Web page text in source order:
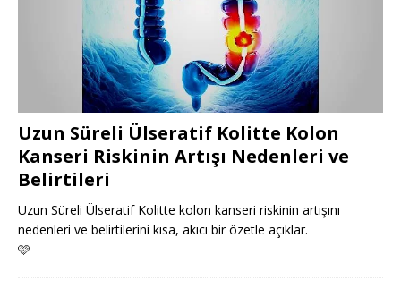
Uzun Süreli Ülseratif Kolitte Kolon
Kanseri Riskinin Artışı Nedenleri ve
Belirtileri
Uzun Süreli Ülseratif Kolitte kolon kanseri riskinin artışını
nedenleri ve belirtilerini kısa, akıcı bir özetle açıklar.
🩷